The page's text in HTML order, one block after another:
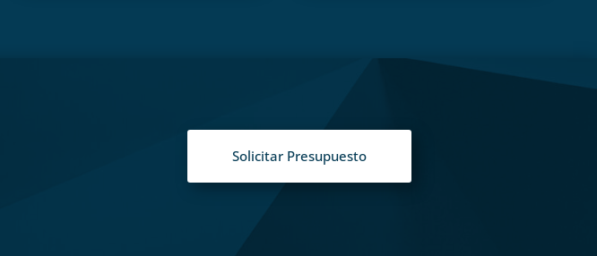
Solicitar Presupuesto